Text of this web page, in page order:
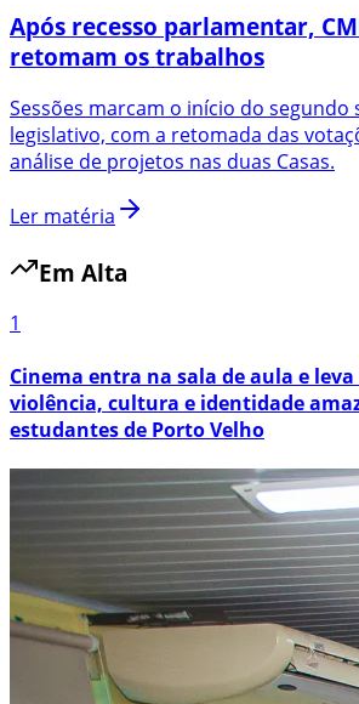
Após recesso parlamentar,
retomam os trabalhos
Sessões marcam o início do segundo
legislativo, com a retomada das
análise de projetos nas duas Casas.
Ler matéria
Em Alta
1
Cinema entra na sala de aula e
violência, cultura e identidade
estudantes de Porto Velho